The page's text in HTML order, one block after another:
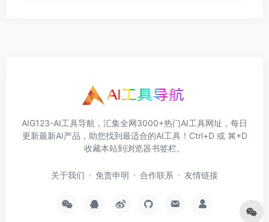
AIG123-AI工具导航，汇集全网3000+热门AI工具网址，每日
更新最新AI产品，助您找到最适合的AI工具！Ctrl+D 或 ⌘+D
收藏本站到浏览器书签栏。
关于我们 免责申明 合作联系 友情链接